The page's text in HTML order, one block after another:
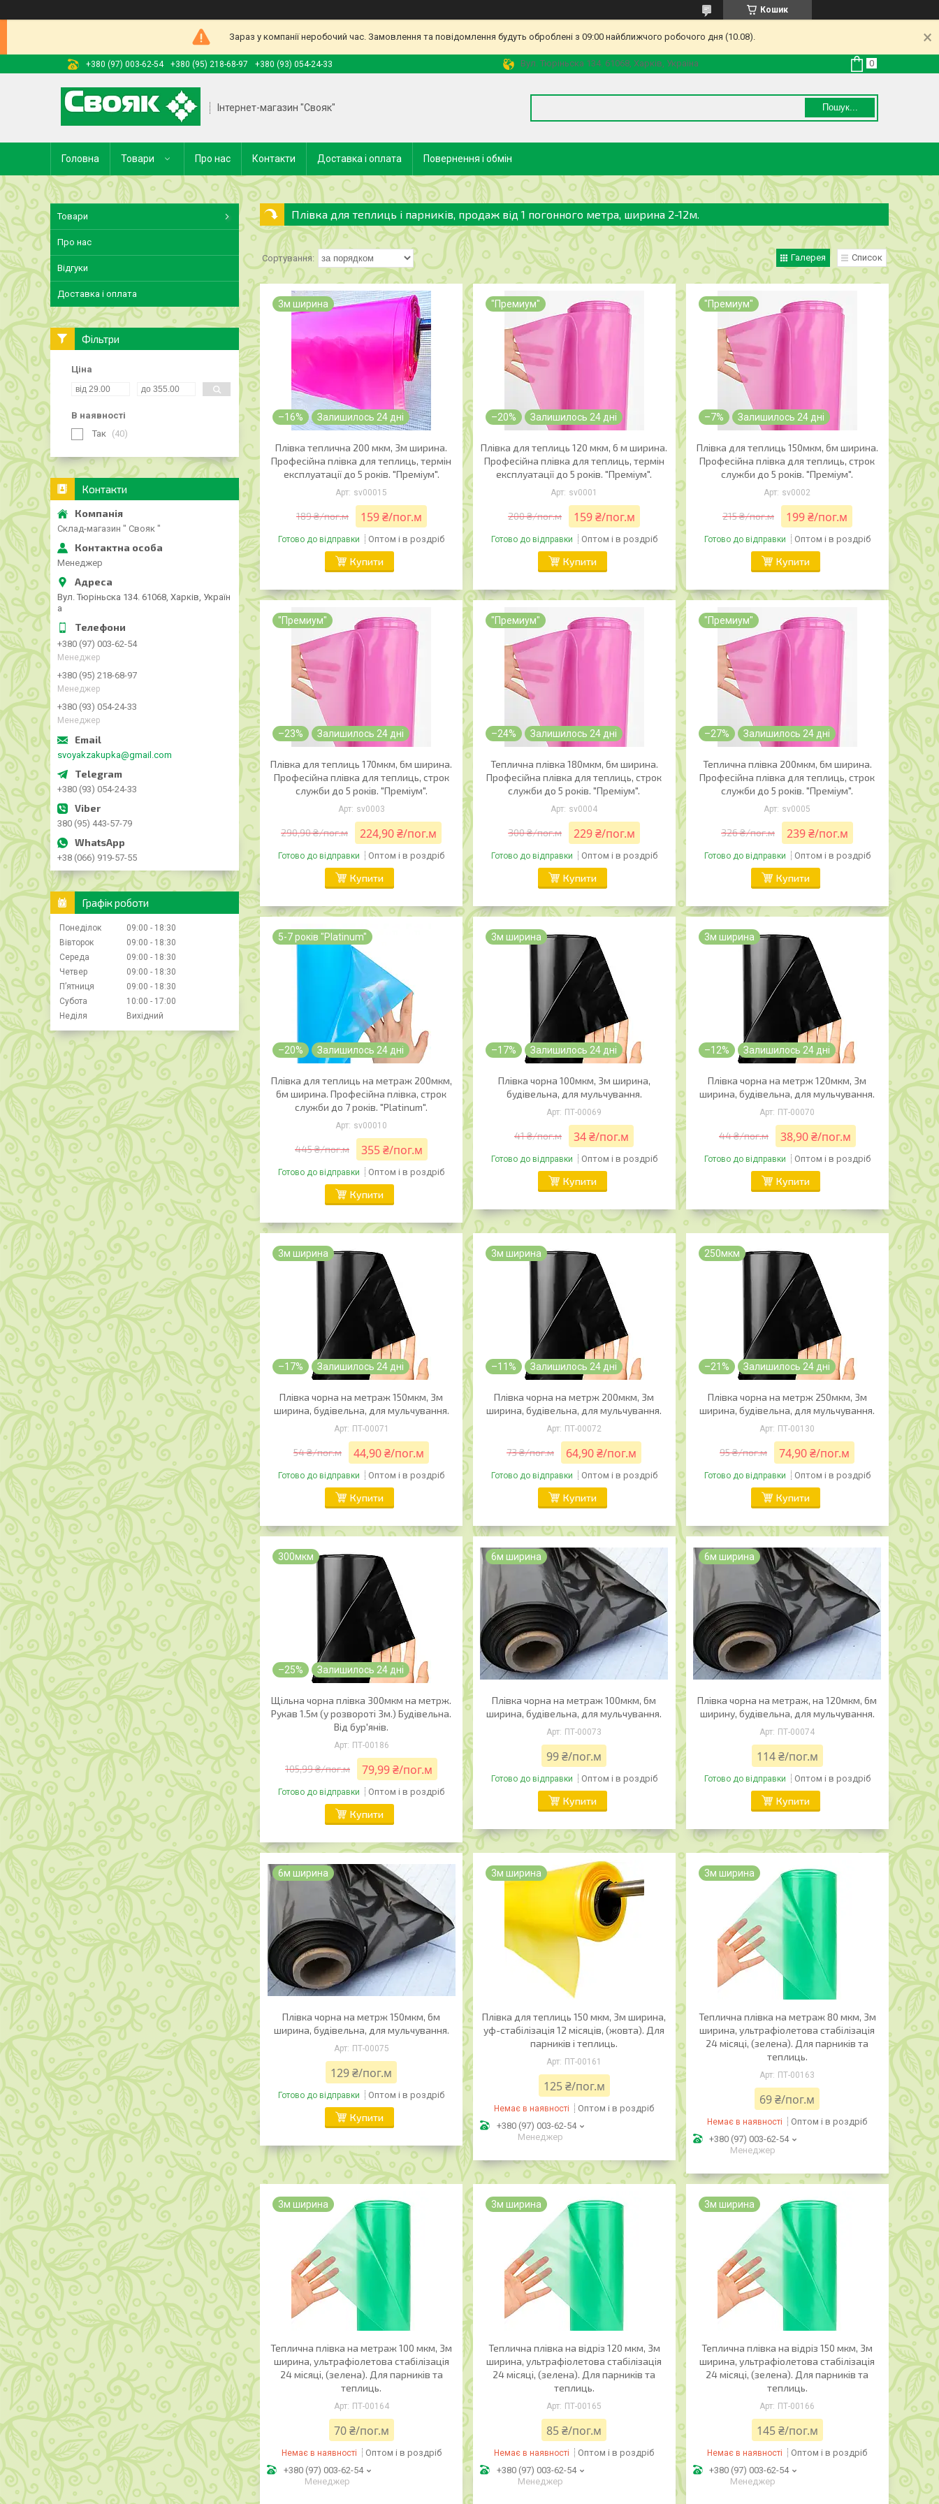
Кошик
Зараз у компанії неробочий час. Замовлення та повідомлення будуть оброблені з 09:00 найближчого робочого дня (10.08).
+380 (97) 003-62-54 +380 (95) 218-68-97 +380 (93) 054-24-33 Вул. Тюріньска 134. 61068, Харків, Україна
Інтернет-магазин "Свояк" Пошук...
Головна Товари Про нас Контакти Доставка і оплата Повернення і обмін
Плівка для теплиць і парників, продаж від 1 погонного метра, ширина 2-12м.
Галерея Список
3м ширина
–16% Залишилось 24 дні
Плівка теплична 200 мкм, 3м ширина.
Професійна плівка для теплиць, термін
експлуатації до 5 років. "Преміум".
sv00015
189 ₴/пог.м 159 ₴/пог.м
Готово до відправки Оптом і в роздріб
Купити
"Премиум"
–20% Залишилось 24 дні
Плівка для теплиць 120 мкм, 6 м ширина.
Професійна плівка для теплиць, термін
експлуатації до 5 років. "Преміум".
sv0001
200 ₴/пог.м 159 ₴/пог.м
Готово до відправки Оптом і в роздріб
Купити
"Премиум"
–7% Залишилось 24 дні
Плівка для теплиць 150мкм, 6м ширина.
Професійна плівка для теплиць, строк
служби до 5 років. "Преміум".
sv0002
215 ₴/пог.м 199 ₴/пог.м
Готово до відправки Оптом і в роздріб
Купити
"Премиум"
–23% Залишилось 24 дні
Плівка для теплиць 170мкм, 6м ширина.
Професійна плівка для теплиць, строк
служби до 5 років. "Преміум".
sv0003
290,90 ₴/пог.м 224,90 ₴/пог.м
Готово до відправки Оптом і в роздріб
Купити
"Премиум"
–24% Залишилось 24 дні
Теплична плівка 180мкм, 6м ширина.
Професійна плівка для теплиць, строк
служби до 5 років. "Преміум".
sv0004
300 ₴/пог.м 229 ₴/пог.м
Готово до відправки Оптом і в роздріб
Купити
"Премиум"
–27% Залишилось 24 дні
Теплична плівка 200мкм, 6м ширина.
Професійна плівка для теплиць, строк
служби до 5 років. "Преміум".
sv0005
326 ₴/пог.м 239 ₴/пог.м
Готово до відправки Оптом і в роздріб
Купити
5-7 років "Platinum"
–20% Залишилось 24 дні
Плівка для теплиць на метраж 200мкм,
6м ширина. Професійна плівка, строк
служби до 7 років. "Platinum".
sv00010
445 ₴/пог.м 355 ₴/пог.м
Готово до відправки Оптом і в роздріб
Купити
3м ширина
–17% Залишилось 24 дні
Плівка чорна 100мкм, 3м ширина,
будівельна, для мульчування.
ПТ-00069
41 ₴/пог.м 34 ₴/пог.м
Готово до відправки Оптом і в роздріб
Купити
3м ширина
–12% Залишилось 24 дні
Плівка чорна на метрж 120мкм, 3м
ширина, будівельна, для мульчування.
ПТ-00070
44 ₴/пог.м 38,90 ₴/пог.м
Готово до відправки Оптом і в роздріб
Купити
3м ширина
–17% Залишилось 24 дні
Плівка чорна на метраж 150мкм, 3м
ширина, будівельна, для мульчування.
ПТ-00071
54 ₴/пог.м 44,90 ₴/пог.м
Готово до відправки Оптом і в роздріб
Купити
3м ширина
–11% Залишилось 24 дні
Плівка чорна на метрж 200мкм, 3м
ширина, будівельна, для мульчування.
ПТ-00072
73 ₴/пог.м 64,90 ₴/пог.м
Готово до відправки Оптом і в роздріб
Купити
250мкм
–21% Залишилось 24 дні
Плівка чорна на метрж 250мкм, 3м
ширина, будівельна, для мульчування.
ПТ-00130
95 ₴/пог.м 74,90 ₴/пог.м
Готово до відправки Оптом і в роздріб
Купити
300мкм
–25% Залишилось 24 дні
Щільна чорна плівка 300мкм на метрж.
Рукав 1.5м (у розвороті 3м.) Будівельна.
Від бур'янів.
ПТ-00186
105,99 ₴/пог.м 79,99 ₴/пог.м
Готово до відправки Оптом і в роздріб
Купити
6м ширина
Плівка чорна на метраж 100мкм, 6м
ширина, будівельна, для мульчування.
ПТ-00073
99 ₴/пог.м
Готово до відправки Оптом і в роздріб
Купити
6м ширина
Плівка чорна на метраж, на 120мкм, 6м
ширину, будівельна, для мульчування.
ПТ-00074
114 ₴/пог.м
Готово до відправки Оптом і в роздріб
Купити
6м ширина
Плівка чорна на метрж 150мкм, 6м
ширина, будівельна, для мульчування.
ПТ-00075
129 ₴/пог.м
Готово до відправки Оптом і в роздріб
Купити
3м ширина
Плівка для теплиць 150 мкм, 3м ширина,
уф-стабілізація 12 місяців, (жовта). Для
парників і теплиць.
ПТ-00161
125 ₴/пог.м
Немає в наявності
Оптом і в роздріб
+380 (97) 003-62-54
Менеджер
3м ширина
Теплична плівка на метраж 80 мкм, 3м
ширина, ультрафіолетова стабілізація
24 місяці, (зелена). Для парників та
теплиць.
ПТ-00163
69 ₴/пог.м
Немає в наявності
Оптом і в роздріб
+380 (97) 003-62-54
Менеджер
3м ширина
Теплична плівка на метраж 100 мкм, 3м
ширина, ультрафіолетова стабілізація
24 місяці, (зелена). Для парників та
теплиць.
ПТ-00164
70 ₴/пог.м
Немає в наявності
Оптом і в роздріб
+380 (97) 003-62-54
Менеджер
3м ширина
Теплична плівка на відріз 120 мкм, 3м
ширина, ультрафіолетова стабілізація
24 місяці, (зелена). Для парників та
теплиць.
ПТ-00165
85 ₴/пог.м
Немає в наявності
Оптом і в роздріб
+380 (97) 003-62-54
Менеджер
3м ширина
Теплична плівка на відріз 150 мкм, 3м
ширина, ультрафіолетова стабілізація
24 місяці, (зелена). Для парників та
теплиць.
ПТ-00166
145 ₴/пог.м
Немає в наявності
Оптом і в роздріб
+380 (97) 003-62-54
Менеджер
Товари
Про нас
Відгуки
Доставка і оплата
Фільтри
Ціна
В наявності
Так
40
Контакти
Склад-магазин " Свояк "
Менеджер
Вул. Тюріньска 134. 61068, Харків, Україн
а
+380 (97) 003-62-54
Менеджер
+380 (95) 218-68-97
Менеджер
+380 (93) 054-24-33
Менеджер
svoyakzakupka@gmail.com
+380 (93) 054-24-33
380 (95) 443-57-79
+38 (066) 919-57-55
Графік роботи
Понеділок 09:00
18:30
Вівторок
09:00
18:30
Середа
09:00
18:30
Четвер
09:00
18:30
Пʼятниця
09:00
18:30
Субота
10:00
17:00
Неділя
Вихідний